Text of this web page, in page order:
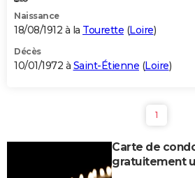
Naissance
18/08/1912 à la Tourette (Loire)
Décès
10/01/1972 à Saint-Étienne (Loire)
1
Carte de
gratuitement